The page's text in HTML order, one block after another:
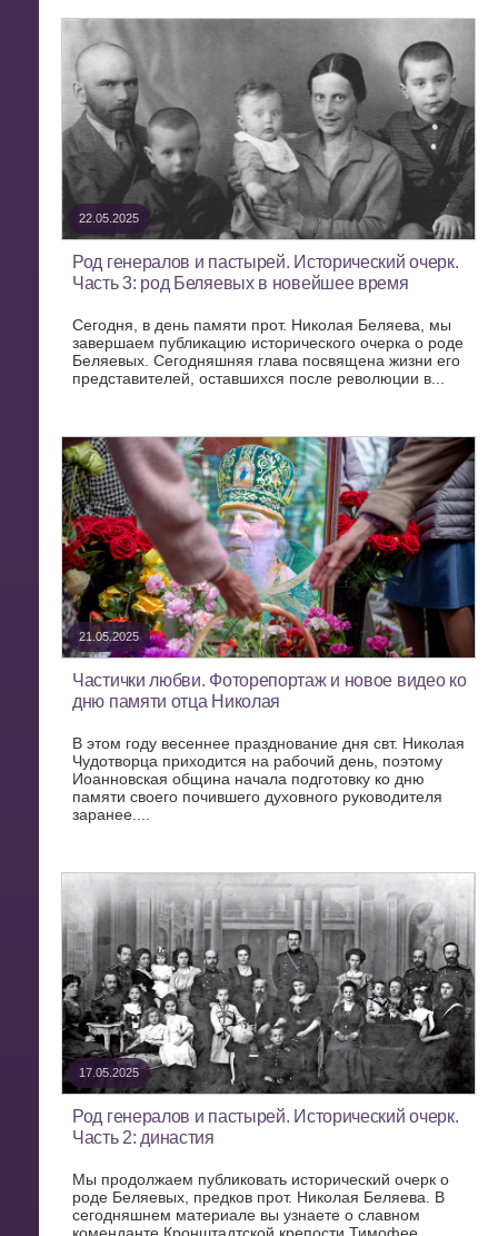
22.05.2025
Род генералов и пастырей. Исторический очерк.
Часть 3: род Беляевых в новейшее время
Сегодня, в день памяти прот. Николая Беляева, мы
завершаем публикацию исторического очерка о роде
Беляевых. Сегодняшняя глава посвящена жизни его
представителей, оставшихся после революции в...
21.05.2025
Частички любви. Фоторепортаж и новое видео ко
дню памяти отца Николая
В этом году весеннее празднование дня свт. Николая
Чудотворца приходится на рабочий день, поэтому
Иоанновская община начала подготовку ко дню
памяти своего почившего духовного руководителя
заранее....
17.05.2025
Род генералов и пастырей. Исторический очерк.
Часть 2: династия
Мы продолжаем публиковать исторический очерк о
роде Беляевых, предков прот. Николая Беляева. В
сегодняшнем материале вы узнаете о славном